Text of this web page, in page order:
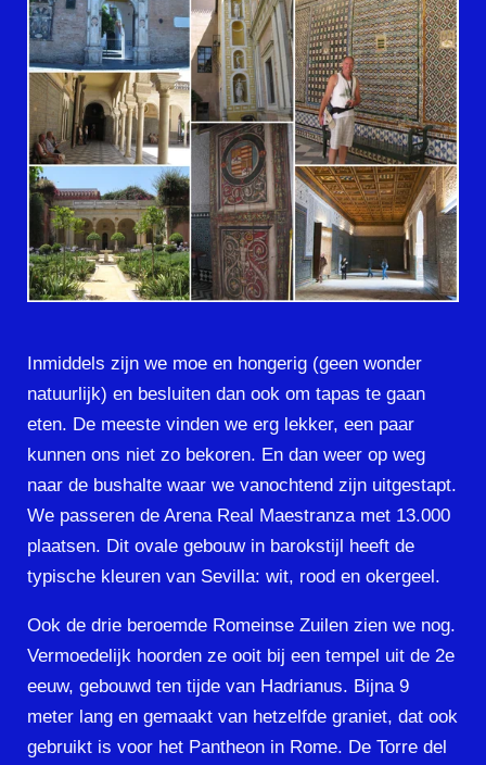
Inmiddels zijn we moe en hongerig (geen wonder
natuurlijk) en besluiten dan ook om tapas te gaan
eten. De meeste vinden we erg lekker, een paar
kunnen ons niet zo bekoren. En dan weer op weg
naar de bushalte waar we vanochtend zijn uitgestapt.
We passeren de Arena Real Maestranza met 13.000
plaatsen. Dit ovale gebouw in barokstijl heeft de
typische kleuren van Sevilla: wit, rood en okergeel.
Ook de drie beroemde Romeinse Zuilen zien we nog.
Vermoedelijk hoorden ze ooit bij een tempel uit de 2e
eeuw, gebouwd ten tijde van Hadrianus. Bijna 9
meter lang en gemaakt van hetzelfde graniet, dat ook
gebruikt is voor het Pantheon in Rome. De Torre del